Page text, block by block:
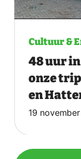
Cultuur &
48 uur
onze
en
19